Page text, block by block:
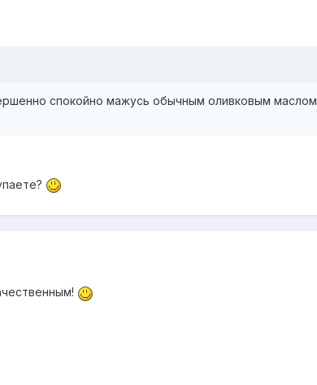
спокойно мажусь обычным оливковым маслом